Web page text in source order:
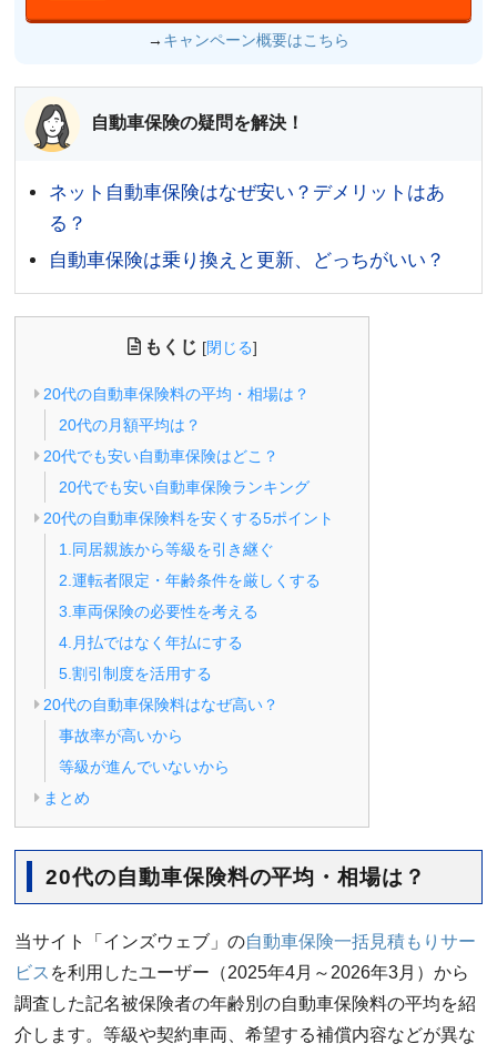
→ キャンペーン概要はこちら
自動車保険の疑問を解決！
ネット自動車保険はなぜ安い？デメリットはあ
る？
自動車保険は乗り換えと更新、どっちがいい？
もくじ [閉じる]
20代の自動車保険料の平均・相場は？
20代の月額平均は？
20代でも安い自動車保険はどこ？
20代でも安い自動車保険ランキング
20代の自動車保険料を安くする5ポイント
1.同居親族から等級を引き継ぐ
2.運転者限定・年齢条件を厳しくする
3.車両保険の必要性を考える
4.月払ではなく年払にする
5.割引制度を活用する
20代の自動車保険料はなぜ高い？
事故率が高いから
等級が進んでいないから
まとめ
20代の自動車保険料の平均・相場は？
当サイト「インズウェブ」の自動車保険一括見積もりサー
ビス を利用したユーザー（2025年4月～2026年3月）から
調査した記名被保険者の年齢別の自動車保険料の平均を紹
介します。等級や契約車両、希望する補償内容などが異な